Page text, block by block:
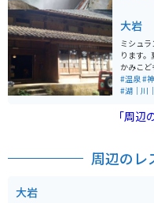
ません。
側から
す。 富山県にあるダムですが、長野からの方が近いの
で、長
大岩
ミシュ
ります
かみこ
す。 滝に打たれる体験もできます。山菜料理やかき氷も
おいしく
#温泉#
#湖｜川
「周
周辺のレ
大岩